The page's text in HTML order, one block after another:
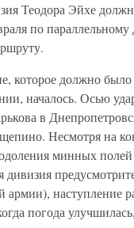
Теодора Эйхе
по
которое должно
началось. Осью
в
Несмотря на
минных
дивизия
наступление
погода